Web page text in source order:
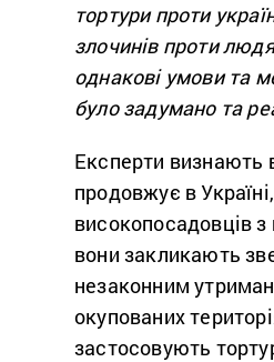
тортури проти
злочинів проти
однакові умови та
було задумано та
Експерти визнають
продовжує в
високопосадовців
вони закликають
незаконним
окупованих
застосовують